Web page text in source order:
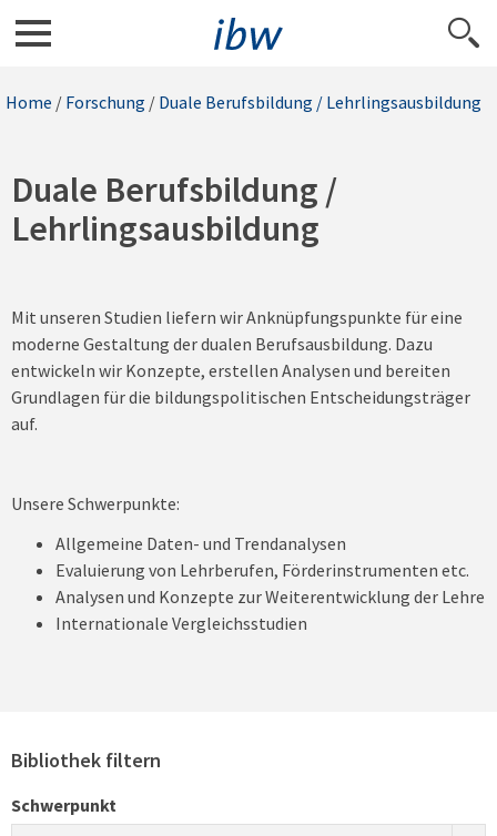
Home / Forschung / Duale Berufsbildung / Lehrlingsausbildung
Duale Berufsbildung /
Lehrlingsausbildung
Mit unseren Studien liefern wir Anknüpfungspunkte für eine
moderne Gestaltung der dualen Berufsausbildung. Dazu
entwickeln wir Konzepte, erstellen Analysen und bereiten
Grundlagen für die bildungspolitischen Entscheidungsträger
auf.
Unsere Schwerpunkte:
Allgemeine Daten- und Trendanalysen
Evaluierung von Lehrberufen, Förderinstrumenten etc.
Analysen und Konzepte zur Weiterentwicklung der Lehre
Internationale Vergleichsstudien
Bibliothek filtern
Schwerpunkt